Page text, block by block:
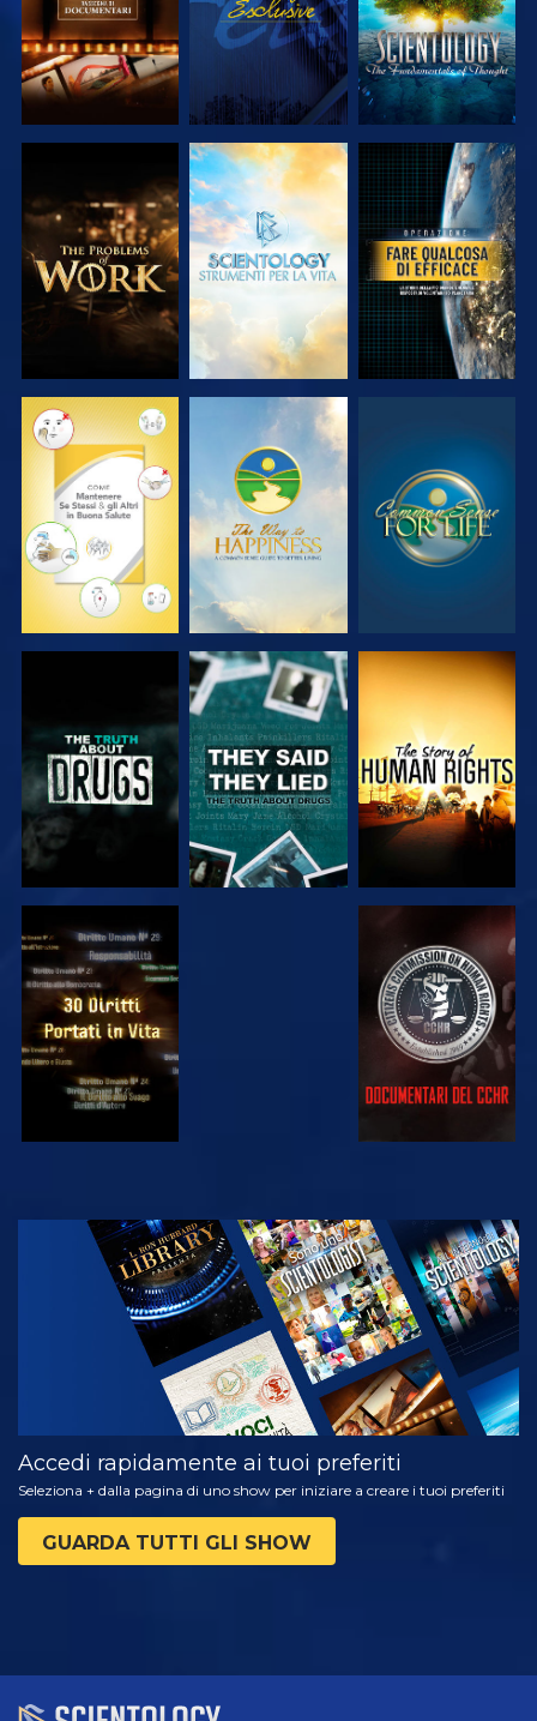
ESPLORA LE
SERIE
ESPLORA LE
SERIE
GUARDA
GUARDA GUARDA GUARDA
GUARDA GUARDA
GUARDA GUARDA
GUARDA
ESPLORA LE
SERIE
Accedi rapidamente ai tuoi preferiti
Seleziona + dalla pagina di uno show per iniziare a creare i tuoi preferiti
GUARDA TUTTI GLI SHOW